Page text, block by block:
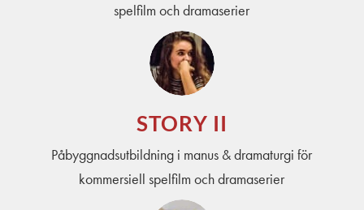
spelfilm och dramaserier
STORY II
Påbyggnadsutbildning i manus & dramaturgi för
kommersiell spelfilm och dramaserier